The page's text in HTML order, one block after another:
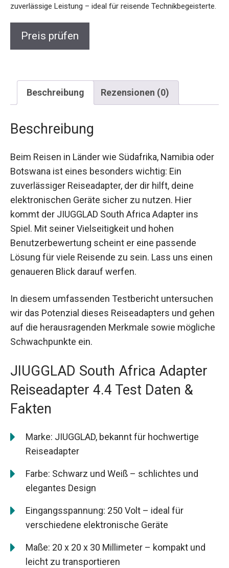
zuverlässige Leistung – ideal für reisende Technikbegeisterte.
Preis prüfen
Beschreibung Rezensionen (0)
Beschreibung
Beim Reisen in Länder wie Südafrika, Namibia oder
Botswana ist eines besonders wichtig: Ein
zuverlässiger Reiseadapter, der dir hilft, deine
elektronischen Geräte sicher zu nutzen. Hier
kommt der JIUGGLAD South Africa Adapter ins
Spiel. Mit seiner Vielseitigkeit und hohen
Benutzerbewertung scheint er eine passende
Lösung für viele Reisende zu sein. Lass uns einen
genaueren Blick darauf werfen.
In diesem umfassenden Testbericht untersuchen
wir das Potenzial dieses Reiseadapters und gehen
auf die herausragenden Merkmale sowie mögliche
Schwachpunkte ein.
JIUGGLAD South Africa Adapter
Reiseadapter 4.4 Test Daten &
Fakten
Marke: JIUGGLAD, bekannt für hochwertige
Reiseadapter
Farbe: Schwarz und Weiß – schlichtes und
elegantes Design
Eingangsspannung: 250 Volt – ideal für
verschiedene elektronische Geräte
Maße: 20 x 20 x 30 Millimeter – kompakt und
leicht zu transportieren